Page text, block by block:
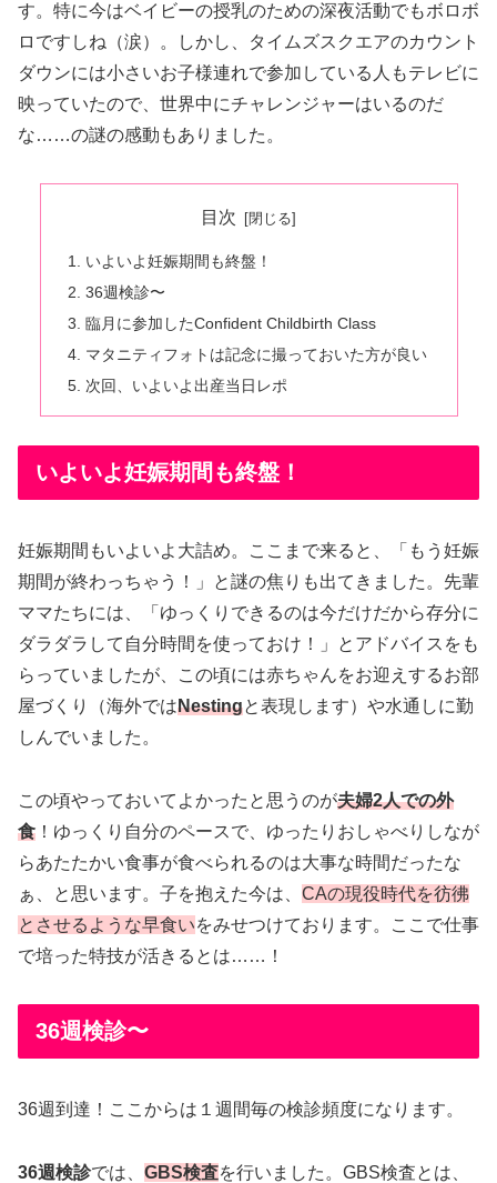
す。特に今はベイビーの授乳のための深夜活動でもボロボ
ロですしね（涙）。しかし、タイムズスクエアのカウント
ダウンには小さいお子様連れで参加している人もテレビに
映っていたので、世界中にチャレンジャーはいるのだ
な……の謎の感動もありました。
目次
いよいよ妊娠期間も終盤！
36週検診〜
臨月に参加したConfident Childbirth Class
マタニティフォトは記念に撮っておいた方が良い
次回、いよいよ出産当日レポ
いよいよ妊娠期間も終盤！
妊娠期間もいよいよ大詰め。ここまで来ると、「もう妊娠
期間が終わっちゃう！」と謎の焦りも出てきました。先輩
ママたちには、「ゆっくりできるのは今だけだから存分に
ダラダラして自分時間を使っておけ！」とアドバイスをも
らっていましたが、この頃には赤ちゃんをお迎えするお部
屋づくり（海外ではNestingと表現します）や水通しに勤
しんでいました。
この頃やっておいてよかったと思うのが夫婦2人での外
食 ！ゆっくり自分のペースで、ゆったりおしゃべりしなが
らあたたかい食事が食べられるのは大事な時間だったな
ぁ、と思います。子を抱えた今は、 CAの現役時代を彷彿
とさせるような早食いをみせつけております。ここで仕事
で培った特技が活きるとは……！
36週検診〜
36週到達！ここからは１週間毎の検診頻度になります。
36週検診では、 GBS検査を行いました。GBS検査とは、